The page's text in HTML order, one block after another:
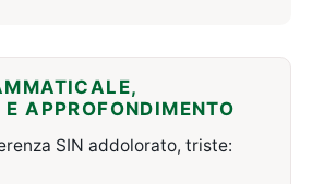
APPROFONDIMENTO
SIN addolorato, triste: